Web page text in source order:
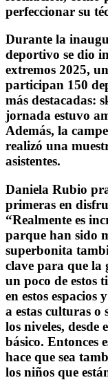
perfeccionar su
Durante la
deportivo se dio
extremos 2025,
participan 150
más destacadas:
jornada estuvo
Además, la
realizó una
asistentes.
Daniela Rubio
primeras en
“Realmente es
parque han sido
superbonita
clave para que la
un poco de estos
en estos espacios
a estas culturas
los niveles, desde
básico. Entonces
hace que sea
los niños que